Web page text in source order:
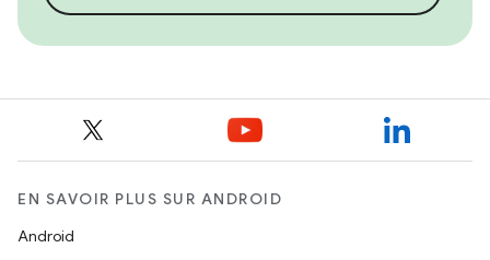
EN SAVOIR PLUS SUR ANDROID
Android